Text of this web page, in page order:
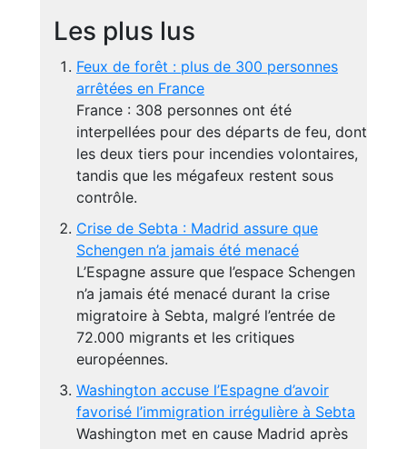
Les plus lus
Feux de forêt : plus de 300 personnes
arrêtées en France
France : 308 personnes ont été
interpellées pour des départs de feu, dont
les deux tiers pour incendies volontaires,
tandis que les mégafeux restent sous
contrôle.
Crise de Sebta : Madrid assure que
Schengen n’a jamais été menacé
L’Espagne assure que l’espace Schengen
n’a jamais été menacé durant la crise
migratoire à Sebta, malgré l’entrée de
72.000 migrants et les critiques
européennes.
Washington accuse l’Espagne d’avoir
favorisé l’immigration irrégulière à Sebta
Washington met en cause Madrid après